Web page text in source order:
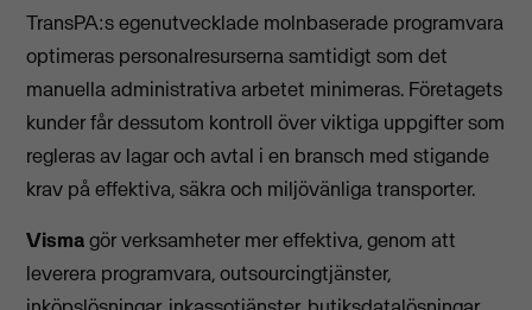
TransPA:s egenutvecklade molnbaserade programvara
optimeras personalresurserna samtidigt som det
manuella administrativa arbetet minimeras. Företagets
kunder får dessutom kontroll över viktiga uppgifter som
regleras av lagar och avtal i en bransch med stigande
krav på effektiva, säkra och miljövänliga transporter.
Vismagör verksamheter mer effektiva, genom att
leverera programvara, outsourcingtjänster,